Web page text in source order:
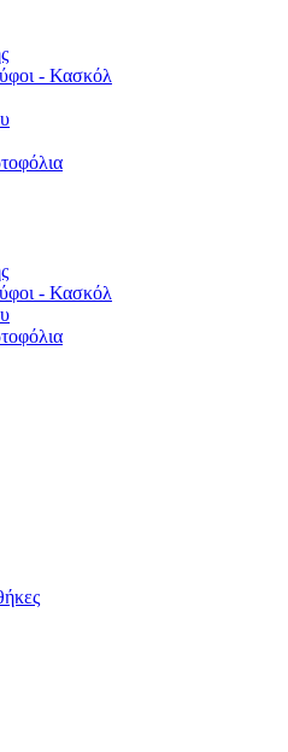
- Κασκόλ
- Κασκόλ